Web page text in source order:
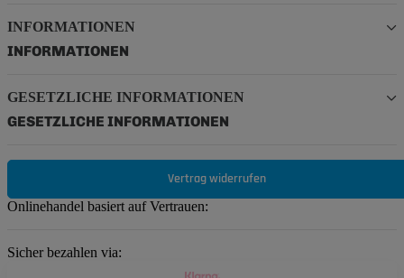
INFORMATIONEN
INFORMATIONEN
GESETZLICHE INFORMATIONEN
GESETZLICHE INFORMATIONEN
Vertrag widerrufen
Onlinehandel basiert auf Vertrauen:
Sicher bezahlen via: